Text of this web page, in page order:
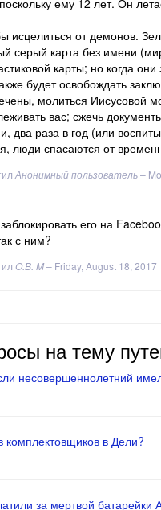
ему 12 лет. Он
исцелиться от демонов.
серый карта без имени
карты; но когда
будет освобождать
молиться Иисусовой
вас; сжечь
два раза в год (или
люди спасаются от
Анонимный пользователь–
его на
с ним?
O.B. M– Friday, August 18, 2017
на тему
несовершеннолетний
комплектовщиков в Дели?
за мертвой